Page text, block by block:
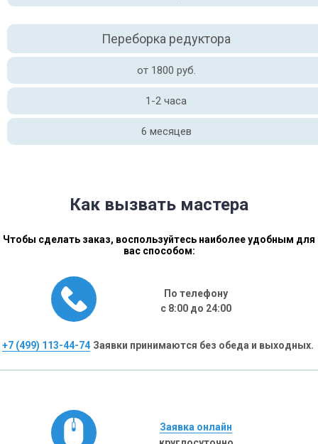
Переборка редуктора
от 1800 руб.
1-2 часа
6 месяцев
Как вызвать мастера
Чтобы сделать заказ, воспользуйтесь наиболее удобным для
вас способом:
По телефону
с 8:00 до 24:00
+7 (499) 113-44-74 Заявки принимаются без обеда и выходных.
Заявка онлайн